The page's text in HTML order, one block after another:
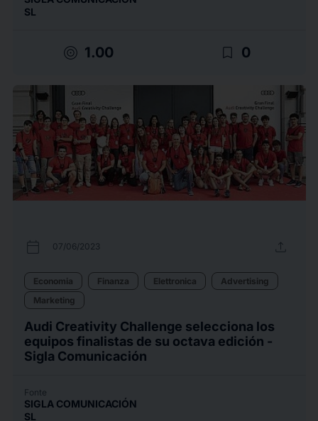
SL
target 1.00 bookmark_border 0
calendar_today 07/06/2023 upload
Economia Finanza Elettronica
Advertising
Marketing
Audi Creativity Challenge selecciona los
equipos finalistas de su octava edición -
Sigla Comunicación
Fonte
SIGLA COMUNICACIÓN
SL